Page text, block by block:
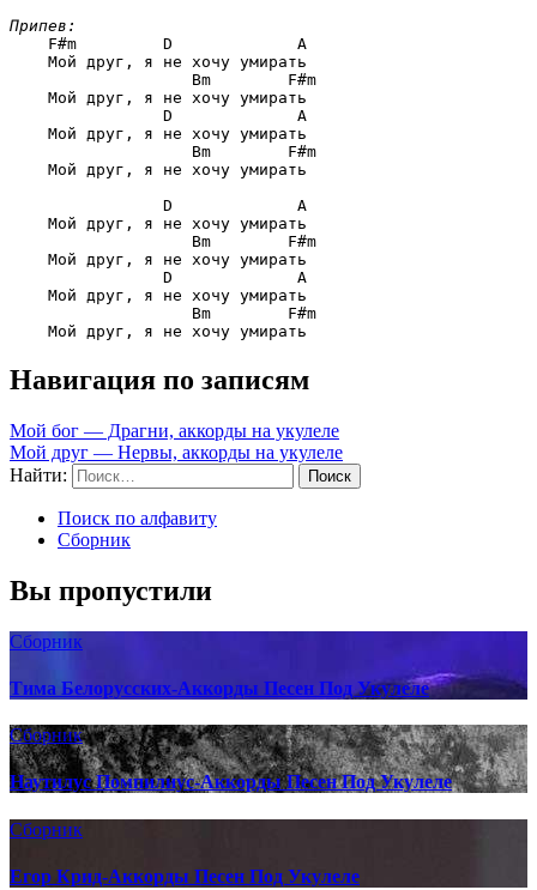
Припев:
F#m         D             A
    Мой друг, я не хочу умирать
Bm        F#m
    Мой друг, я не хочу умирать
D             A
    Мой друг, я не хочу умирать
Bm        F#m
    Мой друг, я не хочу умирать
D             A
    Мой друг, я не хочу умирать
Bm        F#m
    Мой друг, я не хочу умирать
D             A
    Мой друг, я не хочу умирать
Bm        F#m
Навигация по записям
Мой бог — Драгни, аккорды на укулеле
Мой друг — Нервы, аккорды на укулеле
Найти:
Поиск по алфавиту
Сборник
Вы пропустили
Сборник
Тима Белорусских-Аккорды Песен Под Укулеле
Сборник
Наутилус Помпилиус-Аккорды Песен Под Укулеле
Сборник
Егор Крид-Аккорды Песен Под Укулеле